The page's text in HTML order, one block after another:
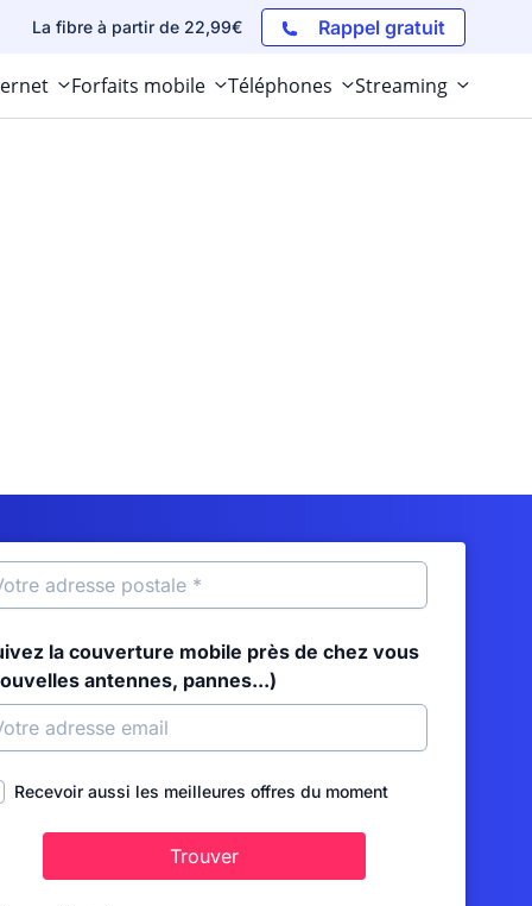
La fibre à partir de 22,99€ Rappel gratuit
Forfaits mobile Téléphones Streaming
la couverture mobile près de chez vous
antennes, pannes...)
Recevoir aussi les meilleures offres du moment
Trouver